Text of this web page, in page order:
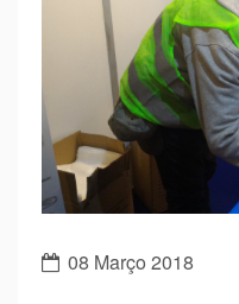
08 Março 2018